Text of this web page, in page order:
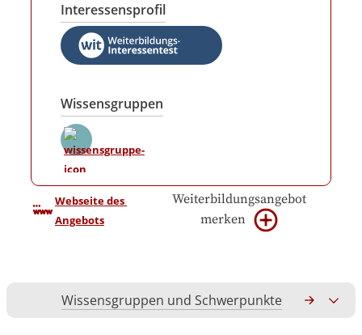
Interessensprofil
Wissensgruppen
Webseite des
Angebots
Weiterbildungsangebot
merken
Wissensgruppen und Schwerpunkte